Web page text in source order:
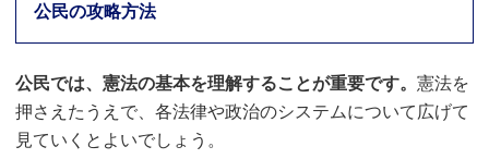
公民の攻略方法
公民では、憲法の基本を理解することが重要です。憲法を
押さえたうえで、各法律や政治のシステムについて広げて
見ていくとよいでしょう。